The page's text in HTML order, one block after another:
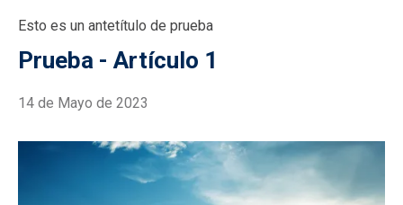
Esto es un antetítulo de prueba
Prueba - Artículo 1
14 de Mayo de 2023